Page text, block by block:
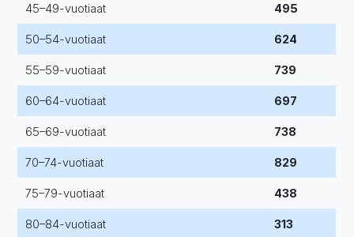
45–49-vuotiaat 495
50–54-vuotiaat 624
55–59-vuotiaat 739
60–64-vuotiaat 697
65–69-vuotiaat 738
70–74-vuotiaat 829
75–79-vuotiaat 438
80–84-vuotiaat 313